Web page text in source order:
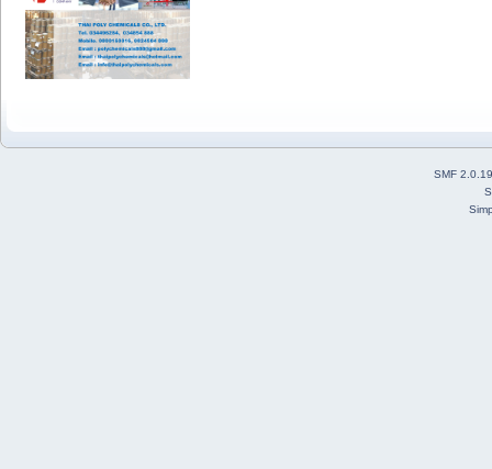
SMF 2.0.19